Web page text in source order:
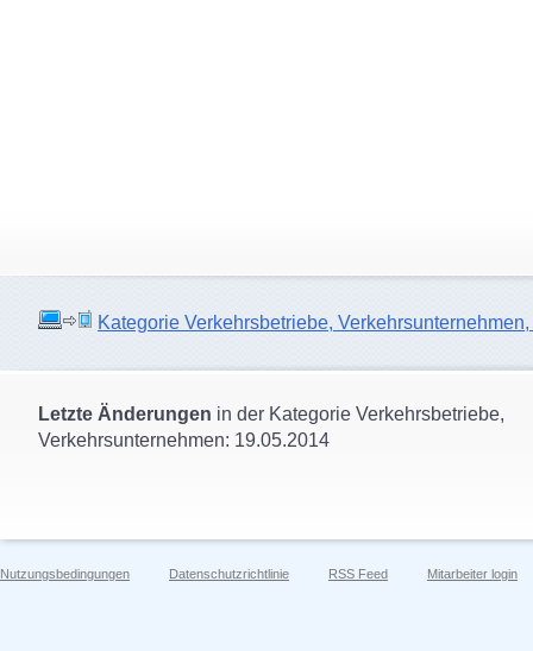
Kategorie Verkehrsbetriebe,
Letzte Änderungen in der Kategorie Verkehrsbetriebe,
Verkehrsunternehmen: 19.05.2014
Nutzungsbedingungen Datenschutzrichtlinie RSS Feed Mitarbeiter login